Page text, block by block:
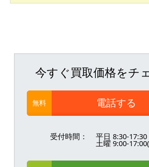
今すぐ買取価格をチ
無料 電話する
受付時間： 平日 8:30-17:30
土曜 9:00-